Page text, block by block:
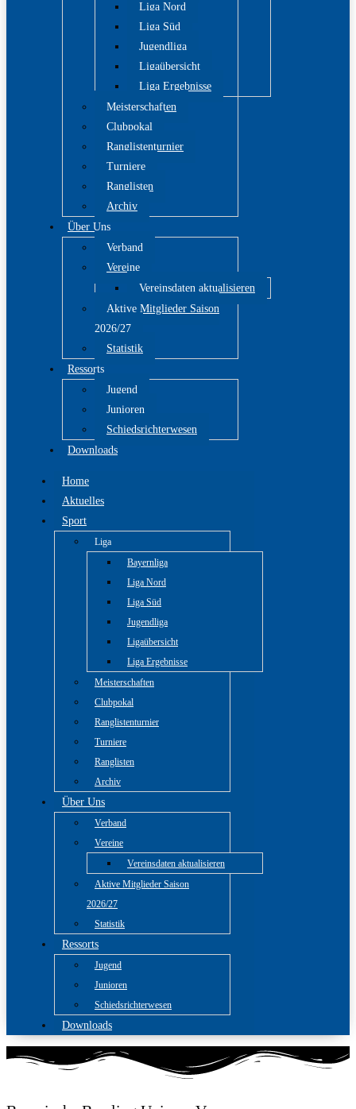
Liga Nord
Liga Süd
Jugendliga
Ligaübersicht
Liga Ergebnisse
Meisterschaften
Clubpokal
Ranglistenturnier
Turniere
Ranglisten
Archiv
Über Uns
Verband
Vereine
Vereinsdaten aktualisieren
Aktive Mitglieder Saison
2026/27
Statistik
Ressorts
Jugend
Junioren
Schiedsrichterwesen
Downloads
Home
Aktuelles
Sport
Liga
Bayernliga
Liga Nord
Liga Süd
Jugendliga
Ligaübersicht
Liga Ergebnisse
Meisterschaften
Clubpokal
Ranglistenturnier
Turniere
Ranglisten
Archiv
Über Uns
Verband
Vereine
Vereinsdaten aktualisieren
Aktive Mitglieder Saison
2026/27
Statistik
Ressorts
Jugend
Junioren
Schiedsrichterwesen
Downloads